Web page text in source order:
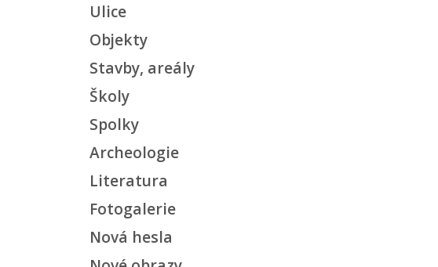
Ulice
Objekty
Stavby, areály
Školy
Spolky
Archeologie
Literatura
Fotogalerie
Nová hesla